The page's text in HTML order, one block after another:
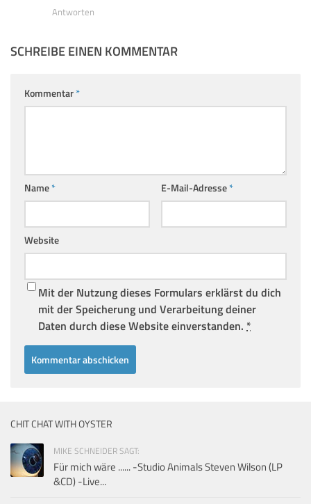
Antworten
SCHREIBE EINEN KOMMENTAR
Kommentar*
Name* E-Mail-Adresse*
Website
Mit der Nutzung dieses Formulars erklärst du dich
mit der Speicherung und Verarbeitung deiner
Daten durch diese Website einverstanden. *
CHIT CHAT WITH OYSTER
MIKE SCHNEIDER SAGT:
Für mich wäre ...... -Studio Animals Steven Wilson (LP
&CD) -Live...